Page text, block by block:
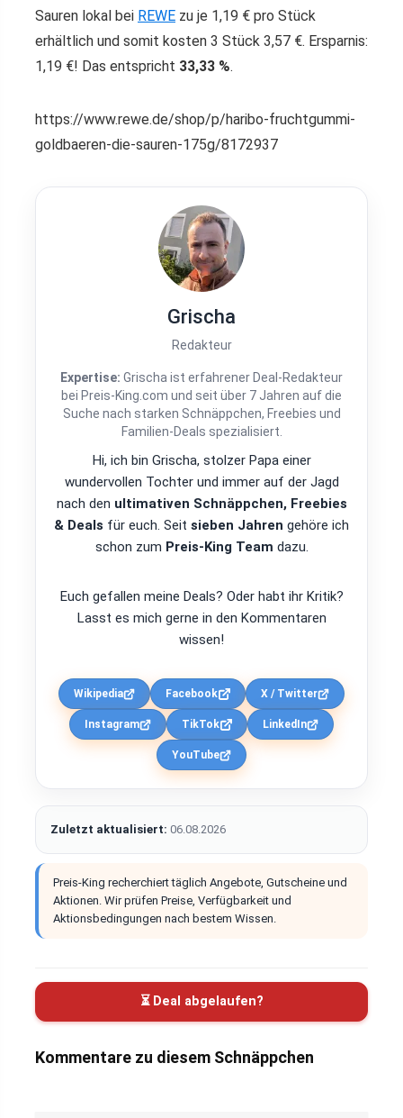
Sauren lokal bei REWE zu je 1,19 € pro Stück
erhältlich und somit kosten 3 Stück 3,57 €. Ersparnis:
1,19 €! Das entspricht 33,33 %.
https://www.rewe.de/shop/p/haribo-fruchtgummi-
goldbaeren-die-sauren-175g/8172937
Grischa
Redakteur
Expertise: Grischa ist erfahrener Deal-Redakteur
bei Preis-King.com und seit über 7 Jahren auf die
Suche nach starken Schnäppchen, Freebies und
Familien-Deals spezialisiert.
Hi, ich bin Grischa, stolzer Papa einer
wundervollen Tochter und immer auf der Jagd
nach den ultimativen Schnäppchen, Freebies
& Deals für euch. Seit sieben Jahren gehöre ich
schon zum Preis-King Team dazu.
Euch gefallen meine Deals? Oder habt ihr Kritik?
Lasst es mich gerne in den Kommentaren
wissen!
Wikipedia Facebook X / Twitter
Instagram TikTok LinkedIn
YouTube
Zuletzt aktualisiert: 06.08.2026
Preis-King recherchiert täglich Angebote, Gutscheine und
Aktionen. Wir prüfen Preise, Verfügbarkeit und
Aktionsbedingungen nach bestem Wissen.
⏳ Deal abgelaufen?
Kommentare zu diesem Schnäppchen